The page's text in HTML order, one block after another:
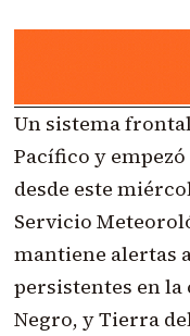
Un sistema
Pacífico y
desde este
Servicio
mantiene alertas
persistentes en
Negro, y Tierra